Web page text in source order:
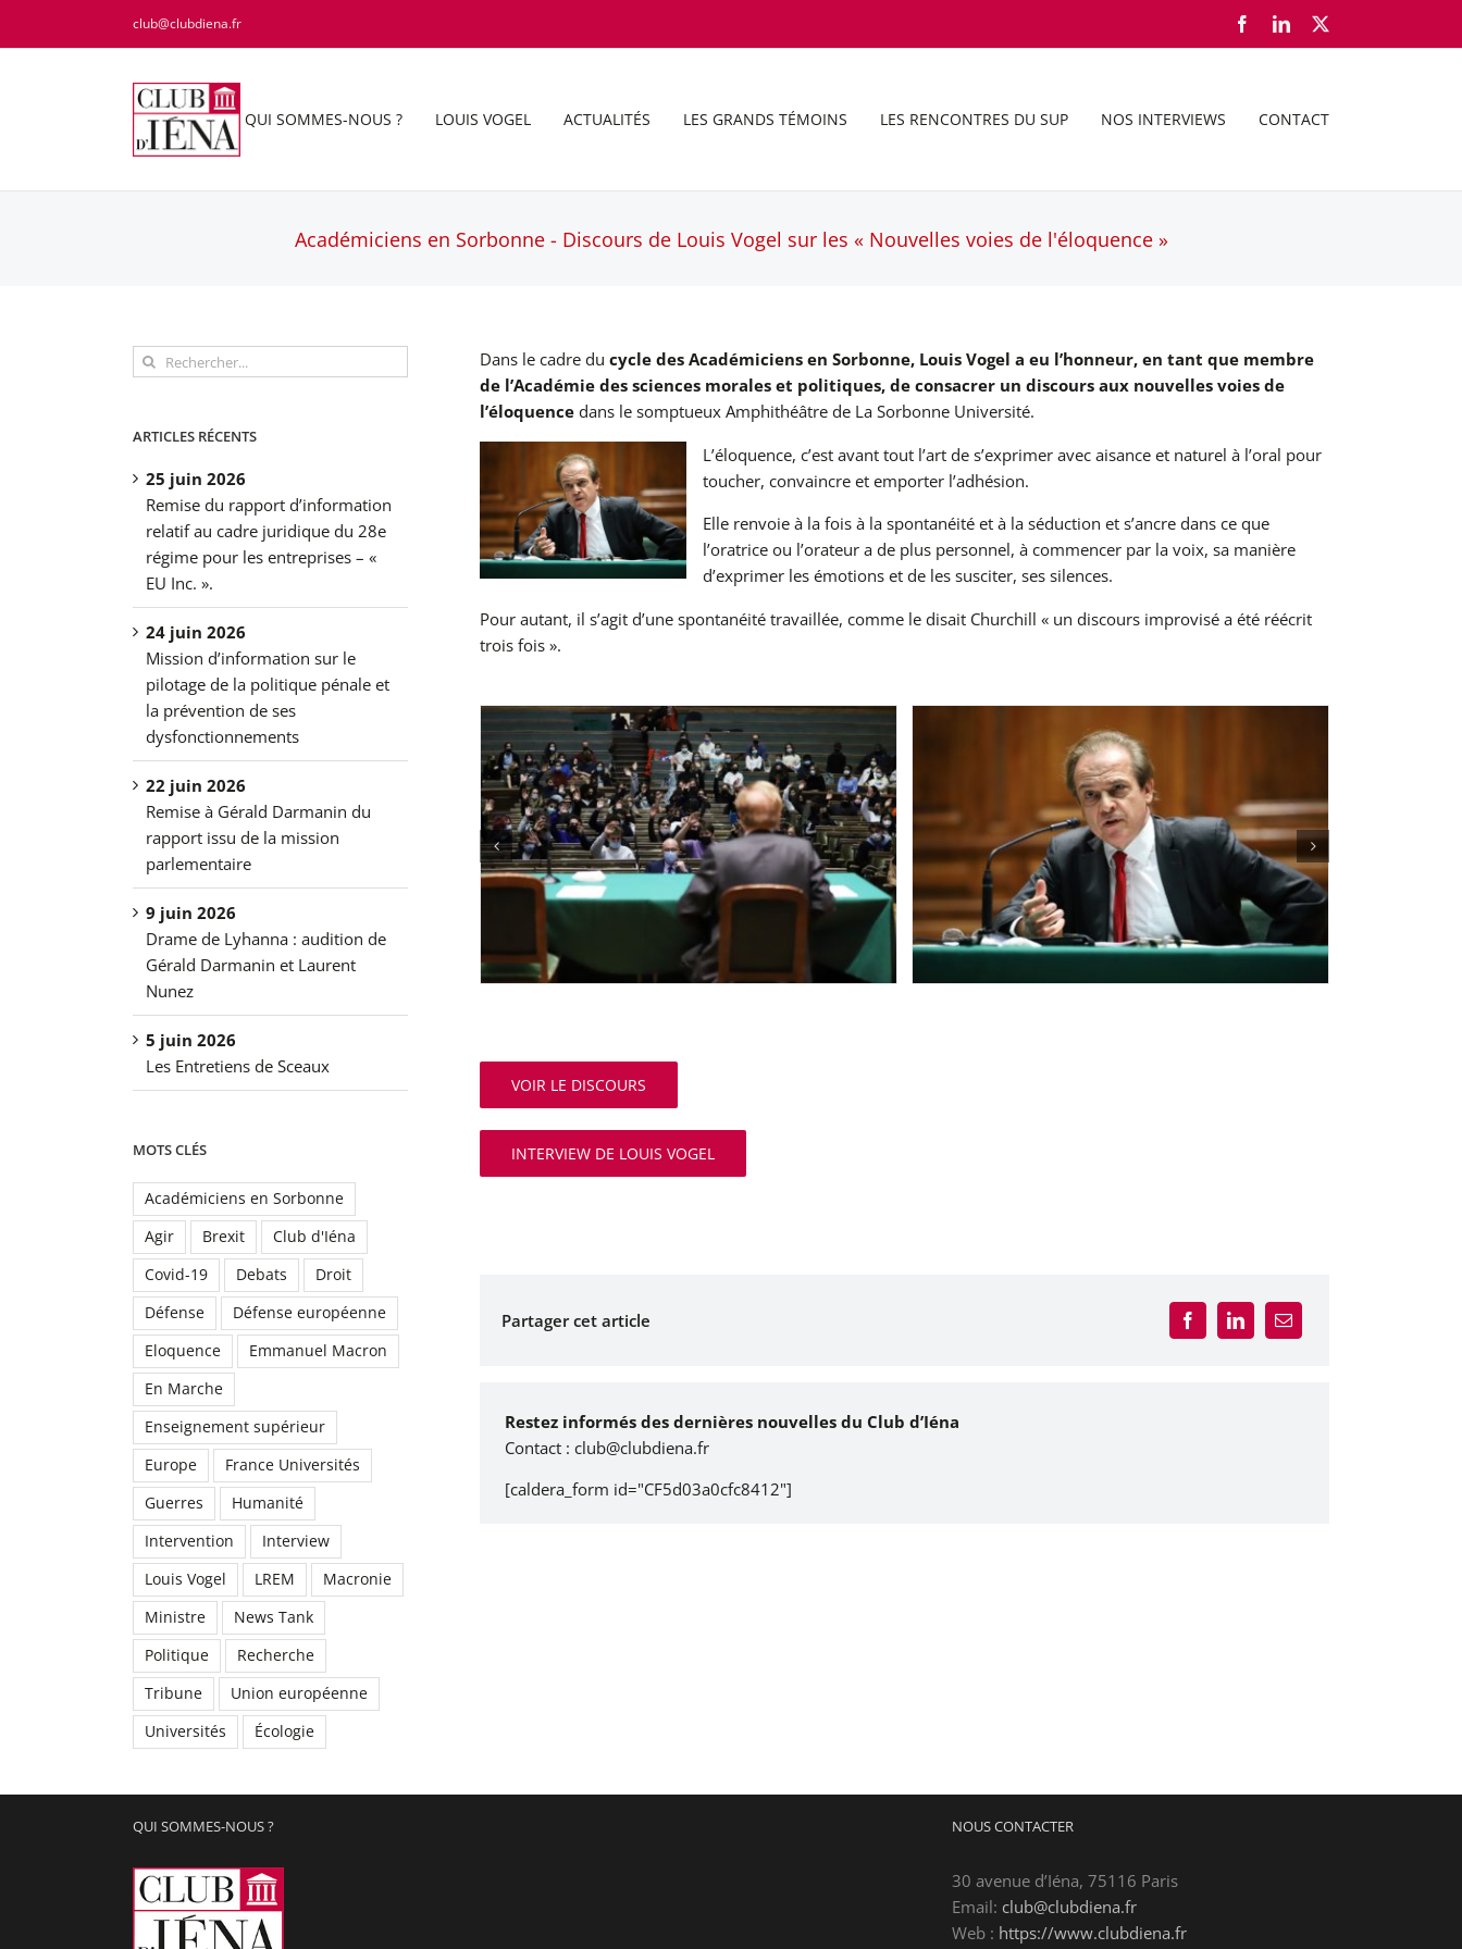
club@clubdiena.fr FacebookLinkedIn
QUI SOMMES-NOUS ? LOUIS VOGEL ACTUALITÉS LES GRANDS TÉMOINS LES RENCONTRES DU SUP NOS INTERVIEWS CONTACT
Académiciens en Sorbonne - Discours de Louis Vogel sur les « Nouvelles voies de l'éloquence »
Dans le cadre du cycle des Académiciens en Sorbonne, Louis Vogel a eu l’honneur, en tant que membre
de l’Académie des sciences morales et politiques, de consacrer un discours aux nouvelles voies de
l’éloquence dans le somptueux Amphithéâtre de La Sorbonne Université.
L’éloquence, c’est avant tout l’art de s’exprimer avec aisance et naturel à l’oral pour
toucher, convaincre et emporter l’adhésion.
Elle renvoie à la fois à la spontanéité et à la séduction et s’ancre dans ce que
l’oratrice ou l’orateur a de plus personnel, à commencer par la voix, sa manière
d’exprimer les émotions et de les susciter, ses silences.
Pour autant, il s’agit d’une spontanéité travaillée, comme le disait Churchill « un discours improvisé a été réécrit
trois fois ».
VOIR LE DISCOURS
INTERVIEW DE LOUIS VOGEL
Partager cet article
Restez informés des dernières nouvelles du Club d’Iéna
Contact :club@clubdiena.fr
[caldera_form id="CF5d03a0cfc8412"]
Rechercher:
ARTICLES RÉCENTS
25 juin 2026
Remise du rapport d’information
relatif au cadre juridique du 28e
régime pour les entreprises – «
EU Inc. ».
24 juin 2026
Mission d’information sur le
pilotage de la politique pénale et
la prévention de ses
dysfonctionnements
22 juin 2026
Remise à Gérald Darmanin du
rapport issu de la mission
parlementaire
9 juin 2026
Drame de Lyhanna : audition de
Gérald Darmanin et Laurent
Nunez
5 juin 2026
Les Entretiens de Sceaux
MOTS CLÉS
Académiciens en Sorbonne
Agir
Brexit
Club d'Iéna
Covid-19
Debats
Droit
Défense
Défense européenne
Eloquence
Emmanuel Macron
En Marche
Enseignement supérieur
Europe
France Universités
Guerres
Humanité
Intervention
Interview
Louis Vogel
LREM
Macronie
Ministre
News Tank
Politique
Recherche
Tribune
Union européenne
Universités
Écologie
QUI SOMMES-NOUS ? NOUS CONTACTER
30 avenue d’Iéna, 75116 Paris
Email: club@clubdiena.fr
Web : https://www.clubdiena.fr